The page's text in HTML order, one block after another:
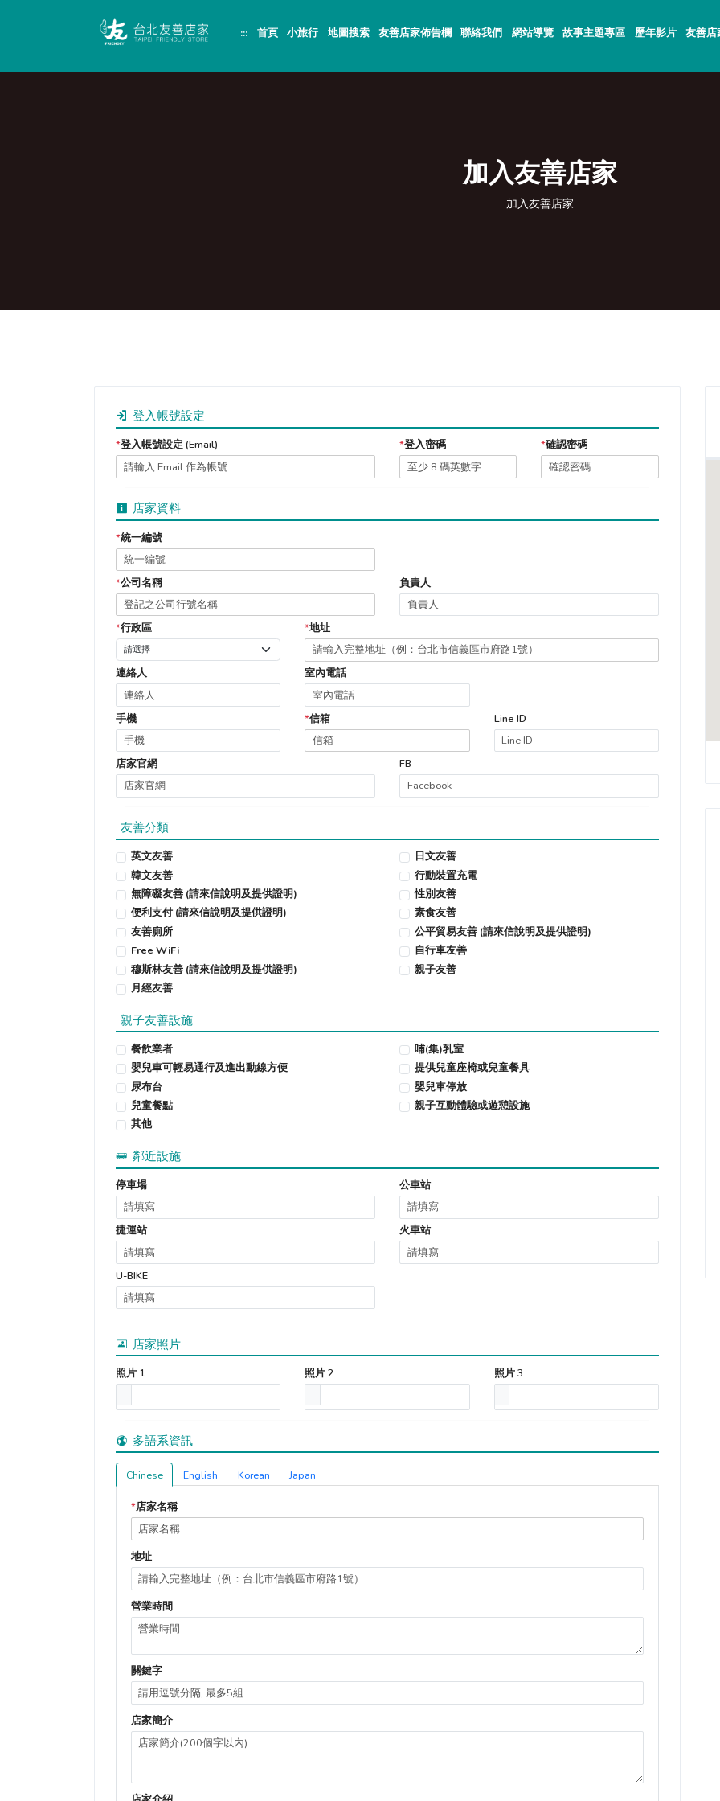
容
::: 首頁 小旅行 地圖搜索 友善店家佈告欄 聯絡我們 網站導覽 故事主題專區 歷年影片 友善店
加入友善店家
加入友善店家
登入帳號設定
*登入帳號設定 (Email) *登入密碼 *確認密碼
店家資料
*統一編號
*公司名稱 負責人
*行政區 *地址
連絡人 室內電話
手機 *信箱 Line ID
店家官網 FB
友善分類
英文友善
日文友善
韓文友善
行動裝置充電
無障礙友善 (請來信說明及提供證明)
性別友善
便利支付 (請來信說明及提供證明)
素食友善
友善廁所
公平貿易友善 (請來信說明及提供證明)
Free WiFi
自行車友善
穆斯林友善 (請來信說明及提供證明)
親子友善
月經友善
親子友善設施
餐飲業者
哺(集)乳室
嬰兒車可輕易通行及進出動線方便
提供兒童座椅或兒童餐具
尿布台
嬰兒車停放
兒童餐點
親子互動體驗或遊憩設施
其他
鄰近設施
停車場 公車站
捷運站 火車站
U-BIKE
店家照片
照片 1 照片 2 照片 3
多語系資訊
Chinese English Korean Japan
*店家名稱
地址
營業時間
關鍵字
店家簡介